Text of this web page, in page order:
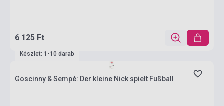
6 125 Ft
Készlet: 1-10 darab
Goscinny & Sempé: Der kleine Nick spielt Fußball